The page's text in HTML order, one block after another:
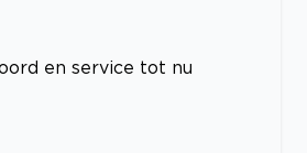
en service tot nu